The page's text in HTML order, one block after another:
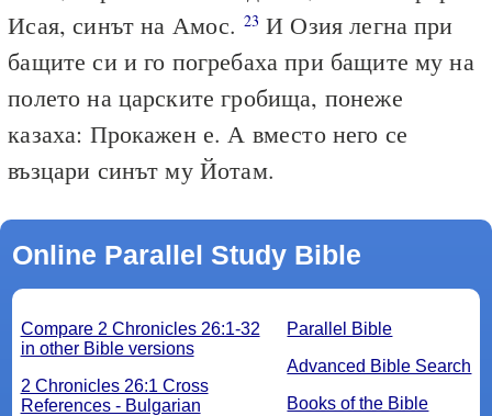
Исая, синът на Амос. 23 И Озия легна при
бащите си и го погребаха при бащите му на
полето на царските гробища, понеже
казаха: Прокажен е. А вместо него се
възцари синът му Йотам.
Online Parallel Study Bible
Parallel Bible
Advanced Bible Search
Books of the Bible
Compare 2 Chronicles 26:1-32
in other Bible versions
2 Chronicles 26:1 Cross
References - Bulgarian